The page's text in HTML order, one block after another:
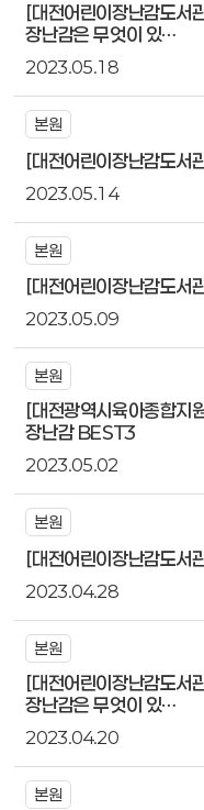
[대전어린이장난감도서
장난감은 무엇이 있…
2023.05.18
본원
[대전어린이장난감도서
2023.05.14
본원
[대전어린이장난감도서
2023.05.09
본원
[대전광역시육아종합지
장난감 BEST3
2023.05.02
본원
[대전어린이장난감도서
2023.04.28
본원
[대전어린이장난감도서
장난감은 무엇이 있…
2023.04.20
본원